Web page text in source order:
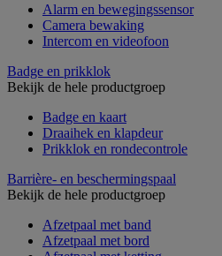
Alarm en bewegingssensor
Camera bewaking
Intercom en videofoon
Badge en prikklok
Bekijk de hele productgroep
Badge en kaart
Draaihek en klapdeur
Prikklok en rondecontrole
Barrière- en beschermingspaal
Bekijk de hele productgroep
Afzetpaal met band
Afzetpaal met bord